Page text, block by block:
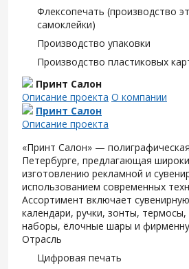
Флексопечать (производство
самоклейки)
Производство упаковки
Производство пластиковых
Принт Салон
Описание проекта О компании
Принт Салон
Описание проекта
«Принт Салон» —
Петербурге, предлагающая
изготовлению рекламной и
использованием современных
Ассортимент включает
календари, ручки, зонты,
наборы, ёлочные шары и
Отрасль
Цифровая печать